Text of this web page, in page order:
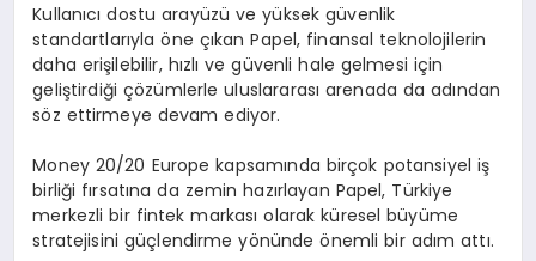
Kullanıcı dostu arayüzü ve yüksek güvenlik
standartlarıyla öne çıkan Papel, finansal teknolojilerin
daha erişilebilir, hızlı ve güvenli hale gelmesi için
geliştirdiği çözümlerle uluslararası arenada da adından
söz ettirmeye devam ediyor.
Money 20/20 Europe kapsamında birçok potansiyel iş
birliği fırsatına da zemin hazırlayan Papel, Türkiye
merkezli bir fintek markası olarak küresel büyüme
stratejisini güçlendirme yönünde önemli bir adım attı.